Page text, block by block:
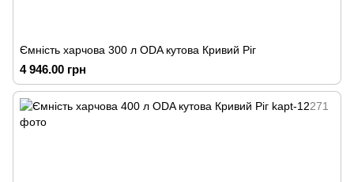
Ємність харчова 300 л ODA кутова Кривий Ріг
4 946.00 грн